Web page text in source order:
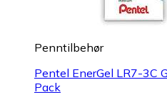
Penntilbehør
Pentel EnerGel LR7-3C
Pack